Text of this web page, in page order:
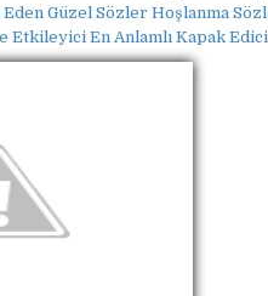
Güzel Sözler Hoşlanma
Etkileyici En Anlamlı Kapak Edici